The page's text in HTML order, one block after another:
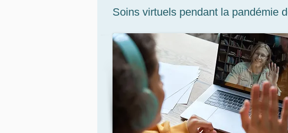
Soins virtuels pendant la pandémie